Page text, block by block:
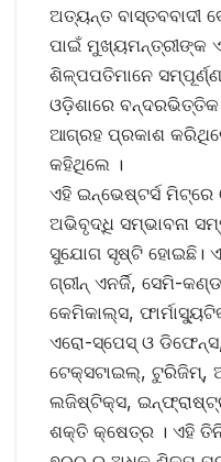
ଅତ୍ୟନ୍ତ
ପାଇଁ ମୁଖ୍ୟମନ୍ତ୍ରୀଙ୍କ
ଶିଳ୍ପପତିମାନେ
ଓଡ଼ିଶାରେ
ଆଗ୍ରହ ପ୍ରକାଶ
କହିଥିଲେ ।
ଏହି ଇନ୍‌ଭେଷ୍ଟର୍ସ ମିଟ୍‌ରେ
ଅଭିବୃଦ୍ଧି ସମ୍ଭାବନା
ସୁଯୋଗ ସୃଷ୍ଟି ହୋଇଛି।
ଗ୍ରୀନ୍‌ ଏନର୍ଜି, ସେମି-
କେମିକାଲ୍ସ,
ଏରୋ-ସ୍ପେସ୍ ଓ
ଟେକ୍ସଟାଇଲ୍, ଟୁରିଜିମ୍,
ଲଜିଷ୍ଟିକ୍‌ସ,
ଶକ୍ତି କ୍ଷେତ୍ର । ଏହି